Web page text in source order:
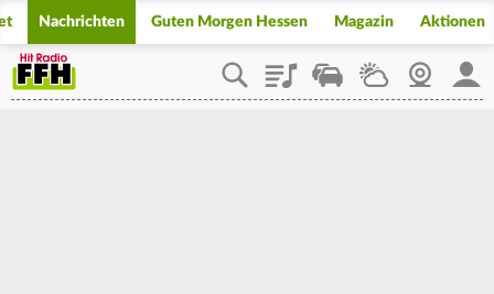
Nachrichten Guten Morgen Hessen Magazin Aktionen
PlaylistStaupilotWetterWebcam